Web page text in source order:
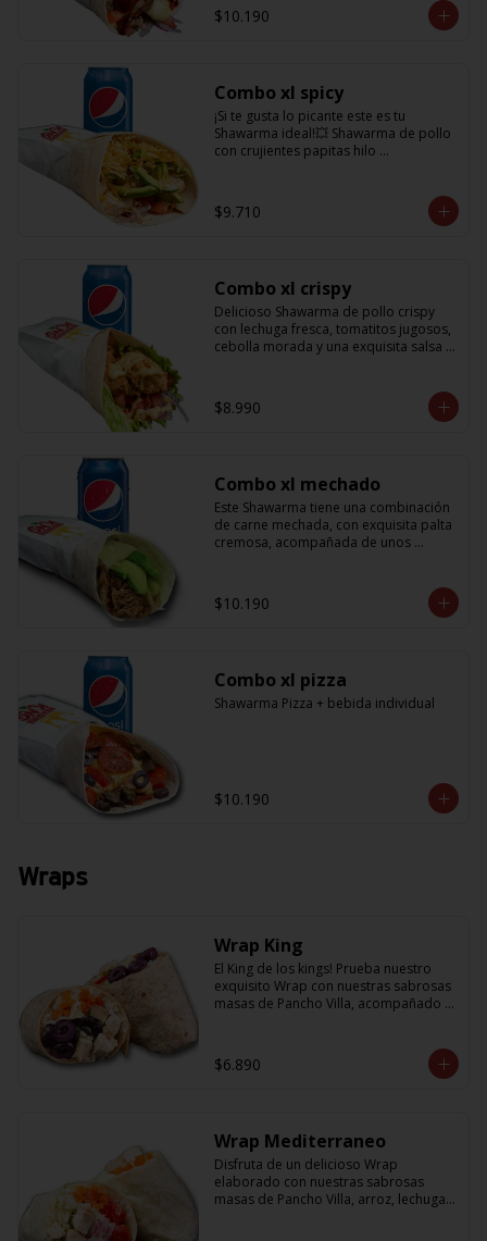
salsa BBQ y obvio no puede faltar la
bebida de 350cc para acompañarlo!
$10.190
Combo xl spicy
¡Si te gusta lo picante este es tu
Shawarma ideal!💥 Shawarma de pollo
con crujientes papitas hilo
(picante) + Bebida refrescante de
350cc PD: Si te gusta el doble de
$9.710
Combo xl crispy
Delicioso Shawarma de pollo crispy
con lechuga fresca, tomatitos jugosos,
cebolla morada y una exquisita salsa
$8.990
Combo xl mechado
Este Shawarma tiene una combinación
de carne mechada, con exquisita palta
cremosa, acompañada de unos
salsa imperdible de cilantro! Sabores
que te harán subir al cielo y bajar por
$10.190
Combo xl pizza
Shawarma Pizza + bebida individual
$10.190
Wraps
Wrap King
El King de los kings! Prueba nuestro
exquisito Wrap con nuestras sabrosas
masas de Pancho Villa, acompañado
salsa en base a lactonesa
$6.890
Wrap Mediterraneo
Disfruta de un delicioso Wrap
elaborado con nuestras sabrosas
masas de Pancho Villa, arroz, lechuga